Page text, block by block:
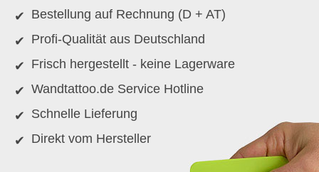
Bestellung auf Rechnung (D + AT)
Profi-Qualität aus Deutschland
Frisch hergestellt - keine Lagerware
Wandtattoo.de Service Hotline
Schnelle Lieferung
Direkt vom Hersteller